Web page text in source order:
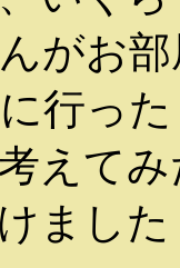
がお
行っ
えて
ました